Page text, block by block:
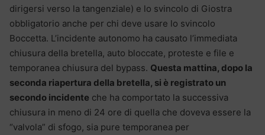
dirigersi verso la tangenziale) e lo svincolo di Giostra
obbligatorio anche per chi deve usare lo svincolo
Boccetta. L’incidente autonomo ha causato l’immediata
chiusura della bretella, auto bloccate, proteste e file e
temporanea chiusura del bypass. Questa mattina, dopo la
seconda riapertura della bretella, si è registrato un
secondo incidente che ha comportato la successiva
chiusura in meno di 24 ore di quella che doveva essere la
“valvola” di sfogo, sia pure temporanea per